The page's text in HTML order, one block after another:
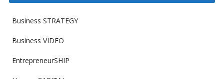
Business STRATEGY
Business VIDEO
EntrepreneurSHIP